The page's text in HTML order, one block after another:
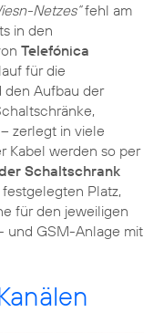
Netzes“fehl am
in den
Telefónica
für die
Aufbau der
zerlegt in viele
Kabel werden so per
Schaltschrank
Platz,
für den jeweiligen
und GSM-Anlage mit